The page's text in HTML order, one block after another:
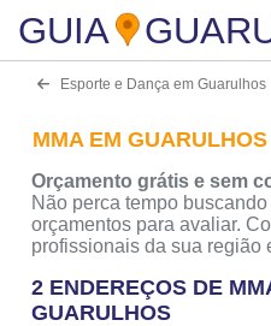
GUIA
Esporte e Dança em Guarulhos
MMA EM GUARULHOS
Orçamento grátis e sem
Não perca tempo
orçamentos para avaliar.
profissionais da sua região
2 ENDEREÇOS DE
GUARULHOS